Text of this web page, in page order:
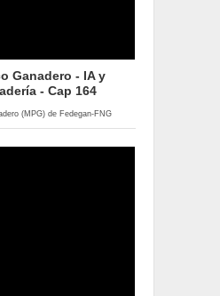
Ganadero - IA y
- Cap 164
(MPG) de Fedegan-FNG